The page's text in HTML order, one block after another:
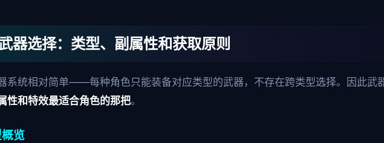
器选择：类型、副属性和获取原则
系统相对简单——每种角色只能装备对应类型的武器，不存在跨类型选择。因此武
性和特效最适合角色的那把。
览